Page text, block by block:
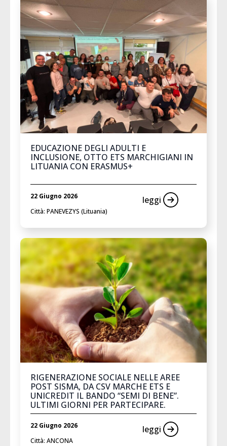
EDUCAZIONE DEGLI ADULTI E
INCLUSIONE, OTTO ETS MARCHIGIANI IN
LITUANIA CON ERASMUS+
22 Giugno 2026
Città: PANEVEZYS (Lituania)
leggi
RIGENERAZIONE SOCIALE NELLE AREE
POST SISMA, DA CSV MARCHE ETS E
UNICREDIT IL BANDO “SEMI DI BENE”.
ULTIMI GIORNI PER PARTECIPARE.
22 Giugno 2026
Città: ANCONA
leggi